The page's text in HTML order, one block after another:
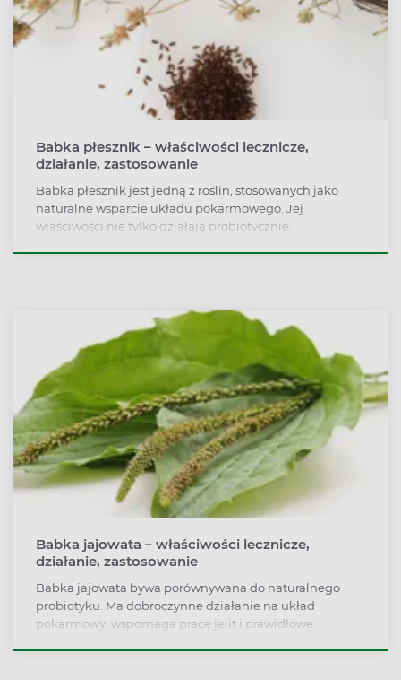
Babka płesznik – właściwości lecznicze,
działanie, zastosowanie
Babka płesznik jest jedną z roślin, stosowanych jako
naturalne wsparcie układu pokarmowego. Jej
właściwości nie tylko działają probiotycznie,
ma babka płesznik? Jak ją stosować? Czy są jakieś
przeciwwskazania? Sprawdź!
Babka jajowata – właściwości lecznicze,
działanie, zastosowanie
Babka jajowata bywa porównywana do naturalnego
probiotyku. Ma dobroczynne działanie na układ
pokarmowy, wspomaga pracę jelit i prawidłowe